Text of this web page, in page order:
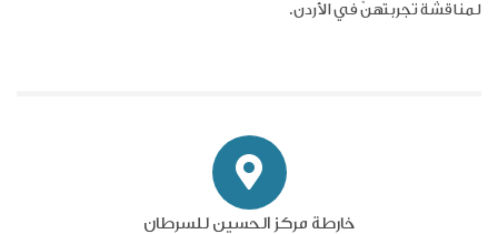
لمناقشة تجربتهنّ في الأردن.
خارطة مركز الحسين للسرطان